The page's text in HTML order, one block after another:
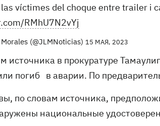
las víctimes del choque entre trailer i
RMhU7N2vYj
(@JLMNoticias) 15 МАЯ, 2023
источника в прокуратуре
погиб в аварии. По
по словам источника,
национальные